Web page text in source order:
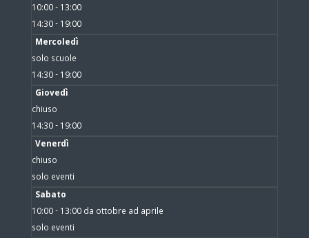
10:00 - 13:00
14:30 - 19:00
Mercoledì
solo scuole
14:30 - 19:00
Giovedì
chiuso
14:30 - 19:00
Venerdì
chiuso
solo eventi
Sabato
10:00 - 13:00 da ottobre ad aprile
solo eventi